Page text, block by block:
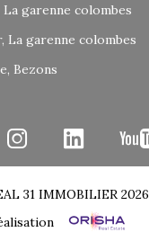
garenne colombes
garenne colombes
Bezons
31 IMMOBILIER 2026